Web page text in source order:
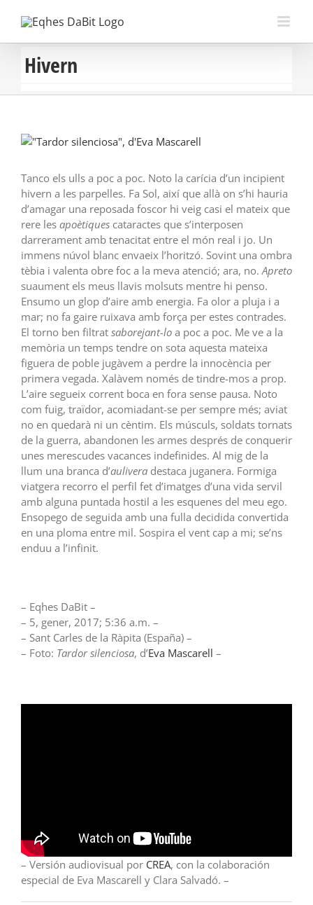
Hivern
Ver
más
grande
Tanco els ulls a poc a poc. Noto la carícia d’un incipient
hivern a les parpelles. Fa Sol, així que allà on s’hi hauria
d’amagar una reposada foscor hi veig casi el mateix que
rere les apoètiques cataractes que s’interposen
darrerament amb tenacitat entre el món real i jo. Un
immens núvol blanc envaeix l’horitzó. Sovint una ombra
tèbia i valenta obre foc a la meva atenció; ara, no.Apreto
suaument els meus llavis molsuts mentre hi penso.
Ensumo un glop d’aire amb energia. Fa olor a pluja i a
mar; no fa gaire ruixava amb força per estes contrades.
El torno ben filtrat saborejant-lo a poc a poc. Me ve a la
memòria un temps tendre on sota aquesta mateixa
figuera de poble jugàvem a perdre la innocència per
primera vegada. Xalàvem només de tindre-mos a prop.
L’aire segueix corrent boca en fora sense pausa. Noto
com fuig, traïdor, acomiadant-se per sempre més; aviat
no en quedarà ni un cèntim. Els músculs, soldats tornats
de la guerra, abandonen les armes després de conquerir
unes merescudes vacances indefinides. Al mig de la
llum una branca d’aulivera destaca juganera. Formiga
viatgera recorro el perfil fet d’imatges d’una vida servil
amb alguna puntada hostil a les esquenes del meu ego.
Ensopego de seguida amb una fulla decidida convertida
en una ploma entre mil. Sospira el vent cap a mi; se’ns
enduu a l’infinit.
– Eqhes DaBit –
– 5, gener, 2017; 5:36 a.m. –
– Sant Carles de la Ràpita (España) –
– Foto: Tardor silenciosa, d’Eva Mascarell –
– Versión audiovisual por CREA, con la colaboración
especial de Eva Mascarell y Clara Salvadó. –